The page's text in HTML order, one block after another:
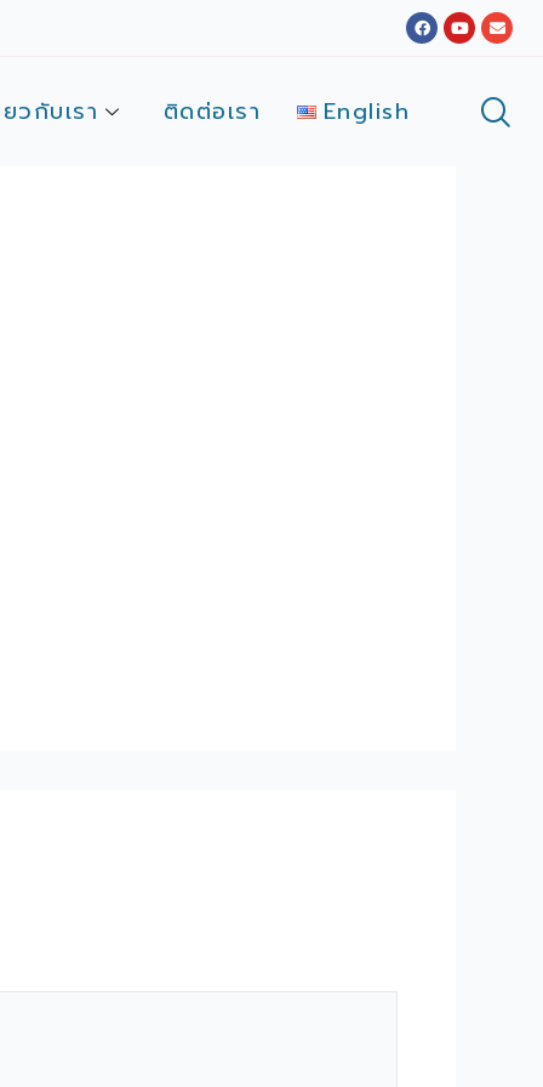
Facebook
Youtube
วกับเรา ติดต่อเรา English